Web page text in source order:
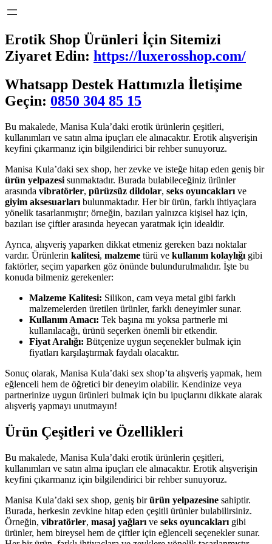
Erotik Shop Ürünleri İçin Sitemizi
Ziyaret Edin: https://luxerosshop.com/
Whatsapp Destek Hattımızla İletişime
Geçin: 0850 304 85 15
Bu makalede, Manisa Kula’daki erotik ürünlerin çeşitleri,
kullanımları ve satın alma ipuçları ele alınacaktır. Erotik alışverişin
keyfini çıkarmanız için bilgilendirici bir rehber sunuyoruz.
Manisa Kula’daki sex shop, her zevke ve isteğe hitap eden geniş bir
ürün yelpazesi sunmaktadır. Burada bulabileceğiniz ürünler
arasında vibratörler, pürüzsüz dildolar, seks oyuncakları ve
giyim aksesuarları bulunmaktadır. Her bir ürün, farklı ihtiyaçlara
yönelik tasarlanmıştır; örneğin, bazıları yalnızca kişisel haz için,
bazıları ise çiftler arasında heyecan yaratmak için idealdir.
Ayrıca, alışveriş yaparken dikkat etmeniz gereken bazı noktalar
vardır. Ürünlerin kalitesi, malzeme türü ve kullanım kolaylığı gibi
faktörler, seçim yaparken göz önünde bulundurulmalıdır. İşte bu
konuda bilmeniz gerekenler:
Malzeme Kalitesi: Silikon, cam veya metal gibi farklı
malzemelerden üretilen ürünler, farklı deneyimler sunar.
Kullanım Amacı: Tek başına mı yoksa partnerle mi
kullanılacağı, ürünü seçerken önemli bir etkendir.
Fiyat Aralığı: Bütçenize uygun seçenekler bulmak için
fiyatları karşılaştırmak faydalı olacaktır.
Sonuç olarak, Manisa Kula’daki sex shop’ta alışveriş yapmak, hem
eğlenceli hem de öğretici bir deneyim olabilir. Kendinize veya
partnerinize uygun ürünleri bulmak için bu ipuçlarını dikkate alarak
alışveriş yapmayı unutmayın!
Ürün Çeşitleri ve Özellikleri
Bu makalede, Manisa Kula’daki erotik ürünlerin çeşitleri,
kullanımları ve satın alma ipuçları ele alınacaktır. Erotik alışverişin
keyfini çıkarmanız için bilgilendirici bir rehber sunuyoruz.
Manisa Kula’daki sex shop, geniş birürün yelpazesine sahiptir.
Burada, herkesin zevkine hitap eden çeşitli ürünler bulabilirsiniz.
Örneğin, vibratörler, masaj yağları ve seks oyuncakları gibi
ürünler, hem bireysel hem de çiftler için eğlenceli seçenekler sunar.